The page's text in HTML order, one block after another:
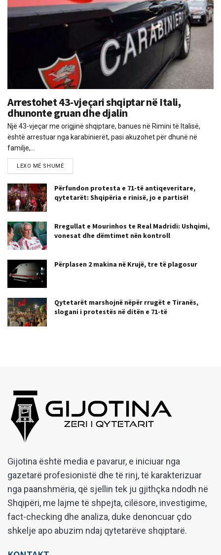
Arrestohet 43-vjeçari shqiptar në Itali,
dhunonte gruan dhe djalin
Një 43-vjeçar me origjinë shqiptare, banues në Rimini të Italisë,
është arrestuar nga karabinierët, pasi akuzohet për dhunë në
familje,...
LEXO MË SHUMË
Përfundon protesta e 71-të antiqeveritare,
qytetarët: Shqipëria e rinisë, jo e partisë!
Rregullat e Mourinhos te Real Madridi: Ushqimi,
vonesat dhe dëmtimet nën kontroll
Përplasen 2 makina në Krujë, tre të plagosur
Qytetarët marshojnë nëpër rrugët e Tiranës,
slogani i protestës në ditën e 71-të
Gijotina është media e pavarur, e iniciuar nga
gazetarë profesionistë dhe të rinj, të karakterizuar
nga paanshmëria, që sjellin tek ju gjithçka ndodh në
Shqipëri, me lajme të shpejta, cilësore, investigime,
fact-checking dhe analiza, duke denoncuar çdo
shkelje apo abuzim ndaj qytetarëve shqiptarë.